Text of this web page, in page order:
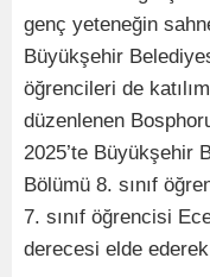
genç yeteneğin
Büyükşehir
öğrencileri de
düzenlenen
2025’te Büyükşehir
Bölümü 8. sınıf
7. sınıf öğrencisi
derecesi elde ederek